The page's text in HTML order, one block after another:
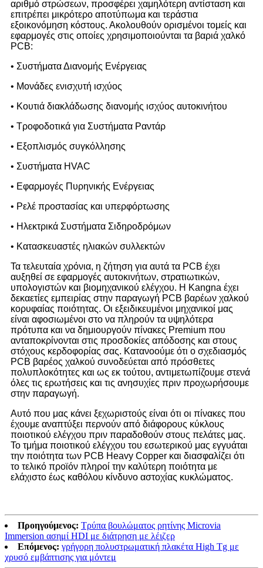
αριθμό στρώσεων, προσφέρει χαμηλότερη αντίσταση και
επιτρέπει μικρότερο αποτύπωμα και τεράστια
εξοικονόμηση κόστους. Ακολουθούν ορισμένοι τομείς και
εφαρμογές στις οποίες χρησιμοποιούνται τα βαριά χαλκό
PCB:
• Συστήματα Διανομής Ενέργειας
• Μονάδες ενισχυτή ισχύος
• Κουτιά διακλάδωσης διανομής ισχύος αυτοκινήτου
• Τροφοδοτικά για Συστήματα Ραντάρ
• Εξοπλισμός συγκόλλησης
• Συστήματα HVAC
• Εφαρμογές Πυρηνικής Ενέργειας
• Ρελέ προστασίας και υπερφόρτωσης
• Ηλεκτρικά Συστήματα Σιδηροδρόμων
• Κατασκευαστές ηλιακών συλλεκτών
Τα τελευταία χρόνια, η ζήτηση για αυτά τα PCB έχει
αυξηθεί σε εφαρμογές αυτοκινήτων, στρατιωτικών,
υπολογιστών και βιομηχανικού ελέγχου. Η Kangna έχει
δεκαετίες εμπειρίας στην παραγωγή PCB βαρέων χαλκού
κορυφαίας ποιότητας. Οι εξειδικευμένοι μηχανικοί μας
είναι αφοσιωμένοι στο να πληρούν τα υψηλότερα
πρότυπα και να δημιουργούν πίνακες Premium που
ανταποκρίνονται στις προσδοκίες απόδοσης και στους
στόχους κερδοφορίας σας. Κατανοούμε ότι ο σχεδιασμός
PCB βαρέος χαλκού συνοδεύεται από πρόσθετες
πολυπλοκότητες και ως εκ τούτου, αντιμετωπίζουμε στενά
όλες τις ερωτήσεις και τις ανησυχίες πριν προχωρήσουμε
στην παραγωγή.
Αυτό που μας κάνει ξεχωριστούς είναι ότι οι πίνακες που
έχουμε αναπτύξει περνούν από διάφορους κύκλους
ποιοτικού ελέγχου πριν παραδοθούν στους πελάτες μας.
Το τμήμα ποιοτικού ελέγχου του εσωτερικού μας εγγυάται
την ποιότητα των PCB Heavy Copper και διασφαλίζει ότι
το τελικό προϊόν πληροί την καλύτερη ποιότητα με
ελάχιστο έως καθόλου κίνδυνο αστοχίας κυκλώματος.
Προηγούμενος: Τρύπα βουλώματος ρητίνης Microvia
Immersion ασημί HDI με διάτρηση με λέιζερ
Επόμενος: γρήγορη πολυστρωματική πλακέτα High Tg με
χρυσό εμβάπτισης για μόντεμ